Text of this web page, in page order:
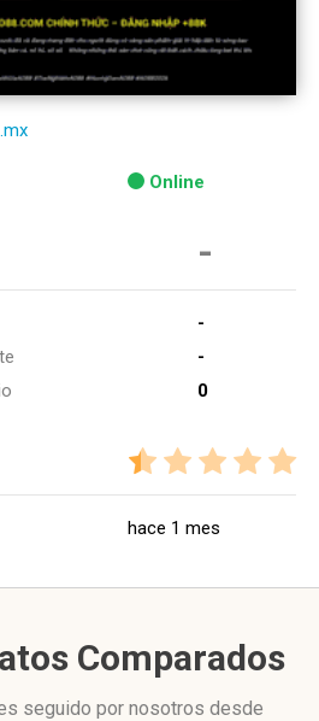
Online
-
-
-
0
hace 1 mes
Comparados
seguido por nosotros desde